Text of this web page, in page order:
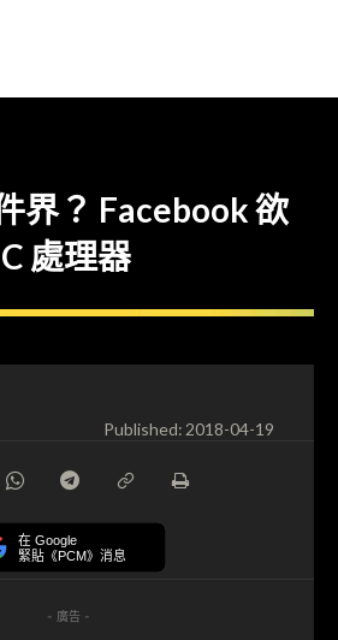
界？ Facebook 欲
處理器
Published:2018-04-19
在 Google
緊貼《PCM》消息
- 廣告 -